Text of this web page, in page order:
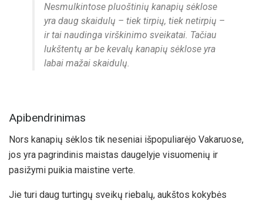
Nesmulkintose pluoštinių kanapių sėklose
yra daug skaidulų – tiek tirpių, tiek netirpių –
ir tai naudinga virškinimo sveikatai. Tačiau
lukštentų ar be kevalų kanapių sėklose yra
labai mažai skaidulų.
Apibendrinimas
Nors kanapių sėklos tik neseniai išpopuliarėjo Vakaruose,
jos yra pagrindinis maistas daugelyje visuomenių ir
pasižymi puikia maistine verte.
Jie turi daug turtingų sveikų riebalų, aukštos kokybės